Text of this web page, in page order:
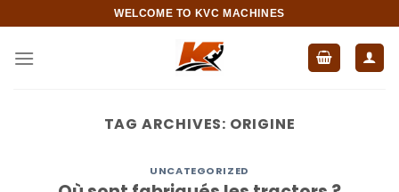
content
WELCOME TO KVC MACHINES
TAG ARCHIVES: ORIGINE
UNCATEGORIZED